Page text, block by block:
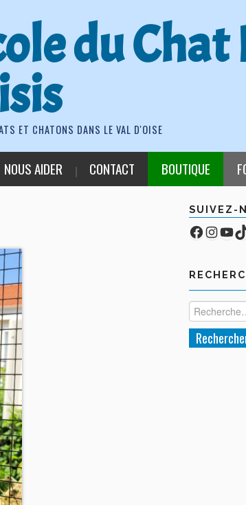
du
ET CHATONS DANS LE VAL D'OISE
NOUS AIDER CONTACT BOUTIQUE
SUIVEZ-
Compte